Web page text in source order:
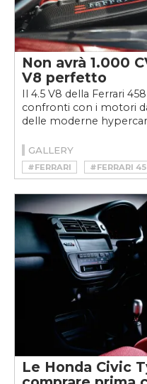
Non avrà 1.000
V8 perfetto
Il 4.5 V8 della Ferrari
confronti con i motori
delle moderne hypercar
GALLERY
#FERRARI #FERRARI
Le Honda Civic